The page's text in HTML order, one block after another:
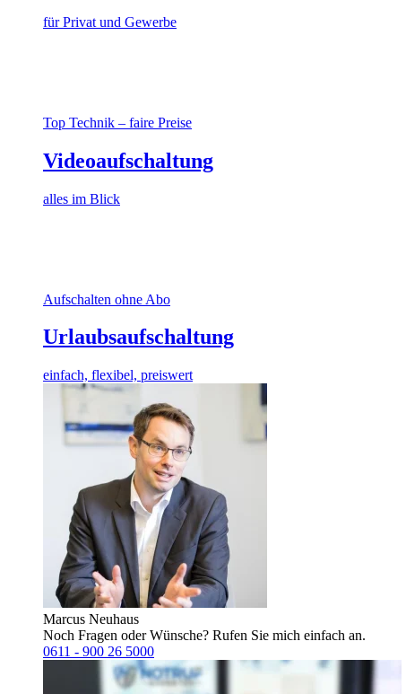
für Privat und Gewerbe
Top Technik – faire Preise
Videoaufschaltung
alles im Blick
Aufschalten ohne Abo
Urlaubsaufschaltung
einfach, flexibel, preiswert
Marcus Neuhaus
Noch Fragen oder Wünsche? Rufen Sie mich einfach an.
0611 - 900 26 5000